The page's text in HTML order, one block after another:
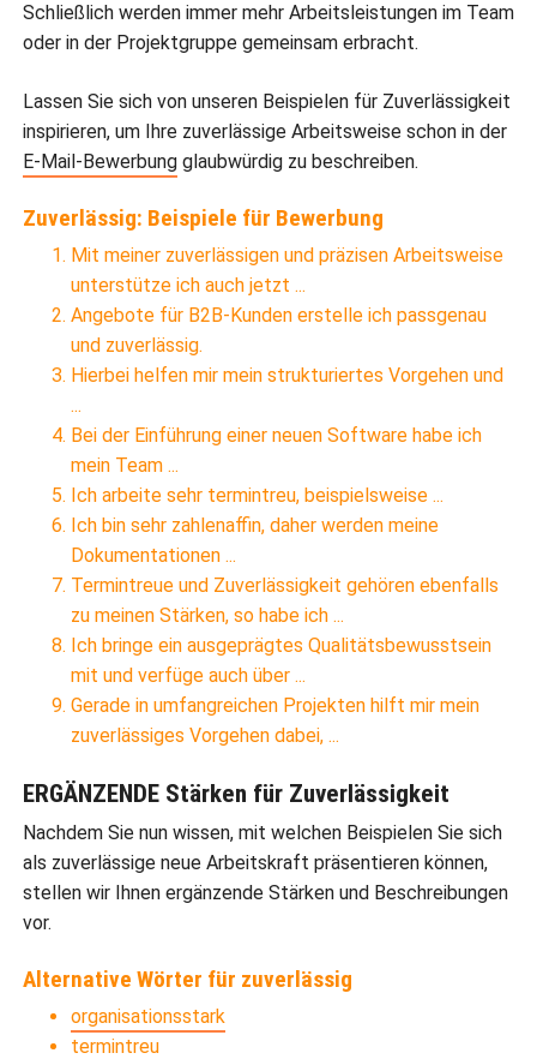
Schließlich werden immer mehr Arbeitsleistungen im Team
oder in der Projektgruppe gemeinsam erbracht.
Lassen Sie sich von unseren Beispielen für Zuverlässigkeit
inspirieren, um Ihre zuverlässige Arbeitsweise schon in der
E-Mail-Bewerbungglaubwürdig zu beschreiben.
Zuverlässig: Beispiele für Bewerbung
Mit meiner zuverlässigen und präzisen Arbeitsweise
unterstütze ich auch jetzt ...
Angebote für B2B-Kunden erstelle ich passgenau
und zuverlässig.
Hierbei helfen mir mein strukturiertes Vorgehen und
...
Bei der Einführung einer neuen Software habe ich
mein Team ...
Ich arbeite sehr termintreu, beispielsweise ...
Ich bin sehr zahlenaffin, daher werden meine
Dokumentationen ...
Termintreue und Zuverlässigkeit gehören ebenfalls
zu meinen Stärken, so habe ich ...
Ich bringe ein ausgeprägtes Qualitätsbewusstsein
mit und verfüge auch über ...
Gerade in umfangreichen Projekten hilft mir mein
zuverlässiges Vorgehen dabei, ...
ERGÄNZENDE Stärken für Zuverlässigkeit
Nachdem Sie nun wissen, mit welchen Beispielen Sie sich
als zuverlässige neue Arbeitskraft präsentieren können,
stellen wir Ihnen ergänzende Stärken und Beschreibungen
vor.
Alternative Wörter für zuverlässig
organisationsstark
termintreu